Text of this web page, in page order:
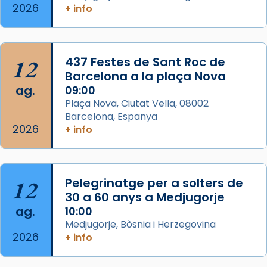
col·laboradors, a la Catedral de Barcelona.
L’arquebisbe de Barcelona, el cardenal Joan
Josep Omella, ha presidit la missa i l’ha
concelebrat el bisbe auxiliar de Barcelona,
Mons. David Abadías.
📸 Dr. G. Simón
Photo
View on Facebook
2 weeks ago
Memòria de les santes Juliana i
Semproniana, verges i màrtirs.
Acompanyant la història de sant Cugat, a
partir de l’Edat Mitjana sorgeix la tradició
2026
+ info
12
ag.
2026
437 Festes de Sant Roc de
Barcelona a la plaça Nova
09:00
Plaça Nova, Ciutat Vella, 08002
Barcelona, Espanya
+ info
12
ag.
2026
Pelegrinatge per a solters de
30 a 60 anys a Medjugorje
10:00
Medjugorje, Bòsnia i Herzegovina
+ info